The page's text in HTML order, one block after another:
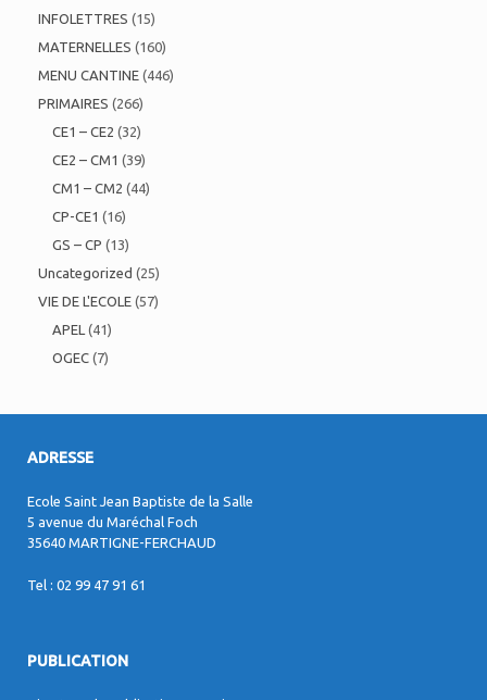
INFOLETTRES (15)
MATERNELLES (160)
MENU CANTINE (446)
PRIMAIRES (266)
CE1 – CE2 (32)
CE2 – CM1 (39)
CM1 – CM2 (44)
CP-CE1 (16)
GS – CP (13)
Uncategorized (25)
VIE DE L'ECOLE (57)
APEL (41)
OGEC (7)
ADRESSE
Ecole Saint Jean Baptiste de la Salle
5 avenue du Maréchal Foch
35640 MARTIGNE-FERCHAUD
Tel : 02 99 47 91 61
PUBLICATION